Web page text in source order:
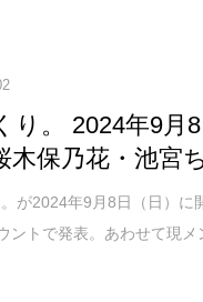
り。 2024年9月
木保乃花・池宮
が2024年9月8日（日）に
ントで発表。あわせて現メ